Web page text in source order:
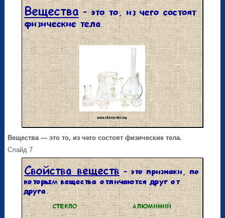
Вещества— это то, из чего состоят физические тела.
Слайд 7